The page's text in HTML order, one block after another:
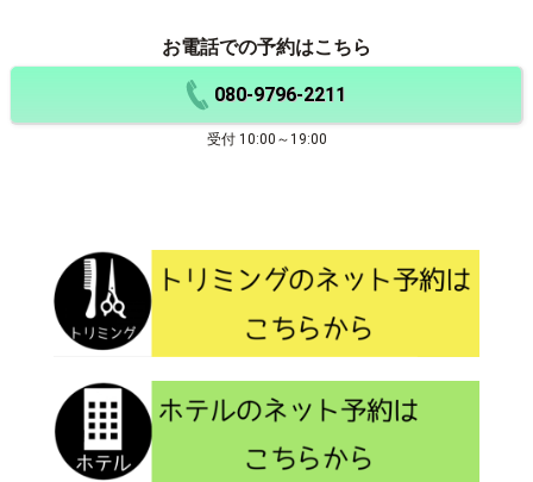
お電話での予約はこちら
080-9796-2211
受付 10:00～19:00